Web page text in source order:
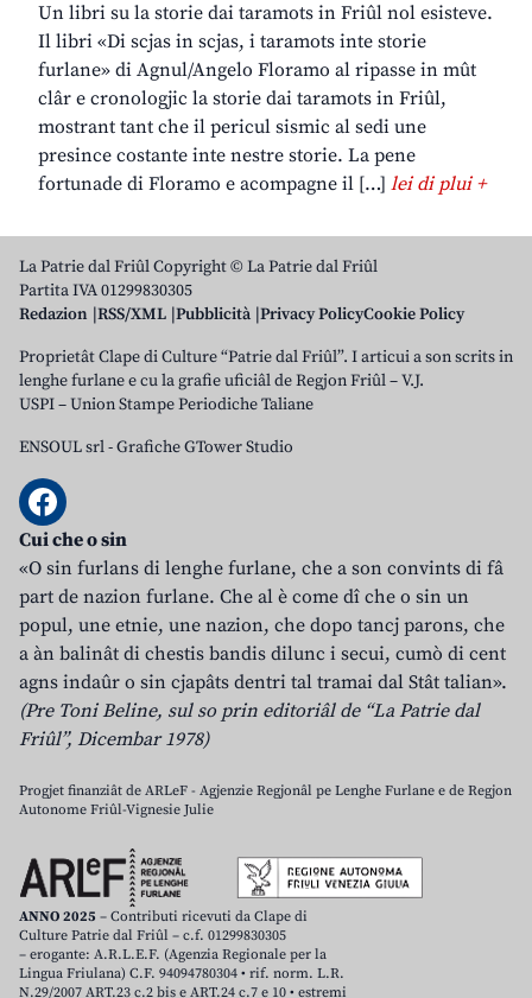
Un libri su la storie dai taramots in Friûl nol esisteve.
Il libri «Di scjas in scjas, i taramots inte storie
furlane» di Agnul/Angelo Floramo al ripasse in mût
clâr e cronologjic la storie dai taramots in Friûl,
mostrant tant che il pericul sismic al sedi une
presince costante inte nestre storie. La pene
fortunade di Floramo e acompagne il […] lei di plui +
La Patrie dal Friûl Copyright © La Patrie dal Friûl
Partita IVA 01299830305
Redazion RSS/XML Pubblicità Privacy PolicyCookie Policy
Proprietât Clape di Culture “Patrie dal Friûl”. I articui a son scrits in
lenghe furlane e cu la grafie uficiâl de Regjon Friûl – V.J.
USPI – Union Stampe Periodiche Taliane
ENSOUL srl-Grafiche GTower Studio
Cui che o sin
«O sin furlans di lenghe furlane, che a son convints di fâ
part de nazion furlane. Che al è come dî che o sin un
popul, une etnie, une nazion, che dopo tancj parons, che
a àn balinât di chestis bandis dilunc i secui, cumò di cent
agns indaûr o sin cjapâts dentri tal tramai dal Stât talian».
(Pre Toni Beline, sul so prin editoriâl de “La Patrie dal
Friûl”, Dicembar 1978)
Progjet finanziât de ARLeF - Agjenzie Regjonâl pe Lenghe Furlane e de Regjon
Autonome Friûl-Vignesie Julie
ANNO 2025 – Contributi ricevuti da Clape di
Culture Patrie dal Friûl – c.f. 01299830305
– erogante: A.R.L.E.F. (Agenzia Regionale per la
Lingua Friulana) C.F. 94094780304 • rif. norm. L.R.
N.29/2007 ART.23 c.2 bis e ART.24 c.7 e 10 • estremi